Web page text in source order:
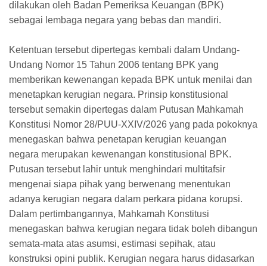
dilakukan oleh Badan Pemeriksa Keuangan (BPK)
sebagai lembaga negara yang bebas dan mandiri.
Ketentuan tersebut dipertegas kembali dalam Undang-
Undang Nomor 15 Tahun 2006 tentang BPK yang
memberikan kewenangan kepada BPK untuk menilai dan
menetapkan kerugian negara. Prinsip konstitusional
tersebut semakin dipertegas dalam Putusan Mahkamah
Konstitusi Nomor 28/PUU-XXIV/2026 yang pada pokoknya
menegaskan bahwa penetapan kerugian keuangan
negara merupakan kewenangan konstitusional BPK.
Putusan tersebut lahir untuk menghindari multitafsir
mengenai siapa pihak yang berwenang menentukan
adanya kerugian negara dalam perkara pidana korupsi.
Dalam pertimbangannya, Mahkamah Konstitusi
menegaskan bahwa kerugian negara tidak boleh dibangun
semata-mata atas asumsi, estimasi sepihak, atau
konstruksi opini publik. Kerugian negara harus didasarkan